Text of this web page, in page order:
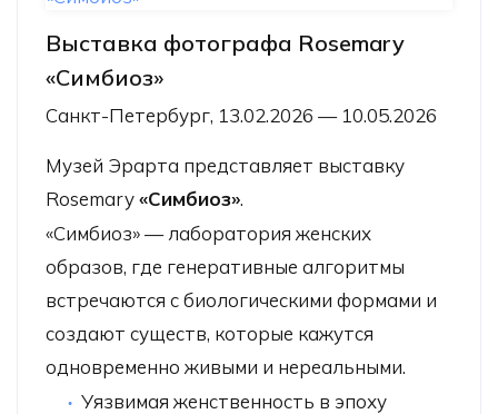
Выставка фотографа Rosemary
«Симбиоз»
Санкт-Петербург, 13.02.2026 — 10.05.2026
Музей Эрарта представляет выставку
Rosemary«Симбиоз».
«Симбиоз» — лаборатория женских
образов, где генеративные алгоритмы
встречаются с биологическими формами и
создают существ, которые кажутся
одновременно живыми и нереальными.
Уязвимая женственность в эпоху